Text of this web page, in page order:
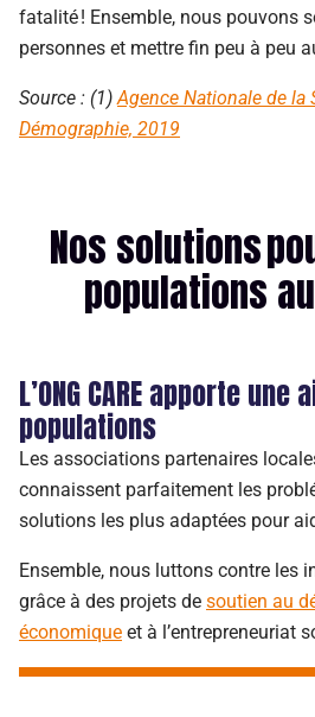
fatalité ! Ensemble, nous pouvons
personnes et mettre fin peu à peu
Source : (1)Agence Nationale de la
Démographie, 2019
Nos solutions
populations
L’ONG CARE apporte
populations
Les associations partenaires
connaissent parfaitement les
solutions les plus adaptées pour
Ensemble, nous luttons contre les
grâce à des projets de soutien au
économique et à l’entrepreneuriat